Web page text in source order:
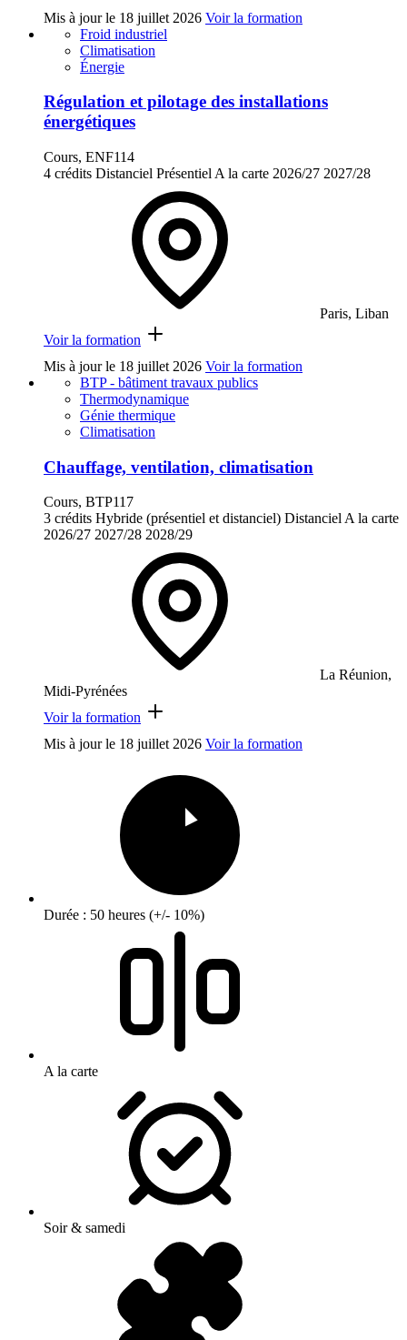
Mis à jour le 18 juillet 2026 Voir la formation
Froid industriel
Climatisation
Énergie
Régulation et pilotage des installations
énergétiques
Cours, ENF114
4 crédits Distanciel Présentiel A la carte 2026/27 2027/28
Paris, Liban
Voir la formation
Mis à jour le 18 juillet 2026 Voir la formation
BTP - bâtiment travaux publics
Thermodynamique
Génie thermique
Climatisation
Chauffage, ventilation, climatisation
Cours, BTP117
3 crédits Hybride (présentiel et distanciel) DistancielA la carte
2026/27 2027/28 2028/29
La Réunion,
Midi-Pyrénées
Voir la formation
Mis à jour le 18 juillet 2026 Voir la formation
Durée : 50 heures (+/- 10%)
A la carte
Soir & samedi